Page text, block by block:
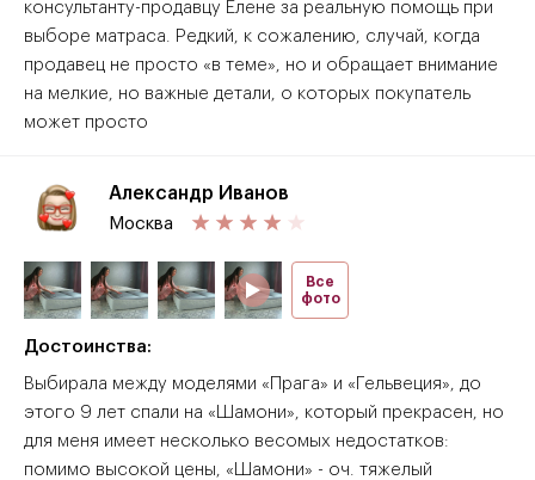
консультанту-продавцу Елене за реальную помощь при
выборе матраса. Редкий, к сожалению, случай, когда
продавец не просто «в теме», но и обращает внимание
на мелкие, но важные детали, о которых покупатель
может просто
Александр Иванов
Москва
Все
фото
Достоинства:
Выбирала между моделями «Прага» и «Гельвеция», до
этого 9 лет спали на «Шамони», который прекрасен, но
для меня имеет несколько весомых недостатков:
помимо высокой цены, «Шамони» - оч. тяжелый